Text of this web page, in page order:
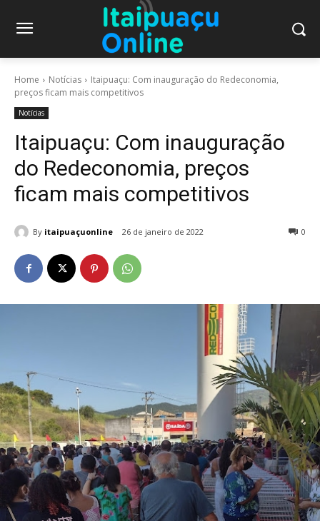
Home Notícias
Itaipuaçu: Com inauguração do Redeconomia,
preços ficam mais competitivos
Notícias
Itaipuaçu: Com inauguração
do Redeconomia, preços
ficam mais competitivos
By itaipuaçuonline 26 de janeiro de 2022 0